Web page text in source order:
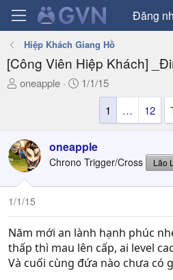
Đăng
Hiệp Khách Giang Hồ
[Công Viên Hiệp Khách]
T
a
d
s
t
a
t
e
r
oneapple
N
ử
1/1/15
1
… 12
oneapple
Chrono Trigger/Cross Lão
1/1/15
Năm mới an lành hạnh phúc
thấp thì mau lên cấp, ai level
Và cuối cùng đứa nào chưa có